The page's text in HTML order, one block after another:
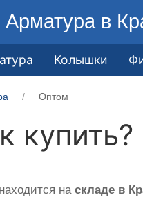
Арматура в
Колышки
Оптом
купить?
наскладе в